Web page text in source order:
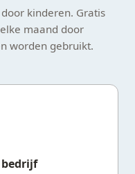
kinderen. Gratis
maand door
worden gebruikt.
bedrijf